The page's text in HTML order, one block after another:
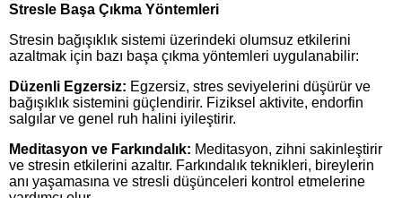
Stresle Başa Çıkma Yöntemleri
Stresin bağışıklık sistemi üzerindeki olumsuz etkilerini
azaltmak için bazı başa çıkma yöntemleri uygulanabilir:
Düzenli Egzersiz: Egzersiz, stres seviyelerini düşürür ve
bağışıklık sistemini güçlendirir. Fiziksel aktivite, endorfin
salgılar ve genel ruh halini iyileştirir.
Meditasyon ve Farkındalık: Meditasyon, zihni sakinleştirir
ve stresin etkilerini azaltır. Farkındalık teknikleri, bireylerin
anı yaşamasına ve stresli düşünceleri kontrol etmelerine